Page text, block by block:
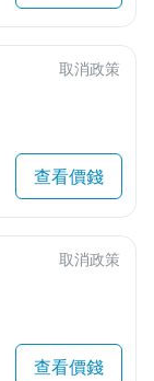
取消政策
查看價錢
取消政策
查看價錢